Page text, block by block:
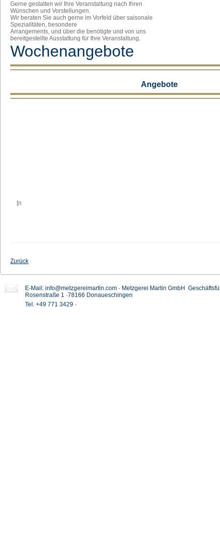
Gerne gestalten wir Ihre Veranstaltung nach Ihren
Wünschen und Vorstellungen.
Wir beraten Sie auch gerne im Vorfeld über saisonale
Spezialitäten, besondere
Arrangements, und über die benötigte und von uns
bereitgestellte Ausstattung für Ihre Veranstaltung.
Wochenangebote
Angebote
[n
Zurück
E-Mail: info@metzgereimartin.com · Metzgerei Martin GmbH
Rosenstraße 1 ·78166 Donaueschingen
Tel. +49 771 3429 ·